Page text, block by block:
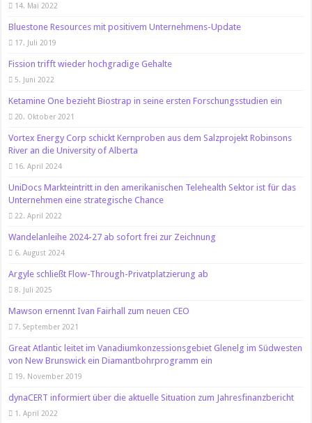
14. Mai 2022
Bluestone Resources mit positivem Unternehmens-Update
17. Juli 2019
Fission trifft wieder hochgradige Gehalte
5. Juni 2022
Ketamine One bezieht Biostrap in seine ersten Forschungsstudien ein
20. Oktober 2021
Vortex Energy Corp schickt Kernproben aus dem Salzprojekt Robinsons
River an die University of Alberta
16. April 2024
UniDocs Markteintritt in den amerikanischen Telehealth Sektor ist für das
Unternehmen eine strategische Chance
22. April 2022
Wandelanleihe 2024-27 ab sofort frei zur Zeichnung
6. August 2024
Argyle schließt Flow-Through-Privatplatzierung ab
8. Juli 2025
Mawson ernennt Ivan Fairhall zum neuen CEO
7. September 2021
Great Atlantic leitet im Vanadiumkonzessionsgebiet Glenelg im Südwesten
von New Brunswick ein Diamantbohrprogramm ein
19. November 2019
dynaCERT informiert über die aktuelle Situation zum Jahresfinanzbericht
1. April 2022